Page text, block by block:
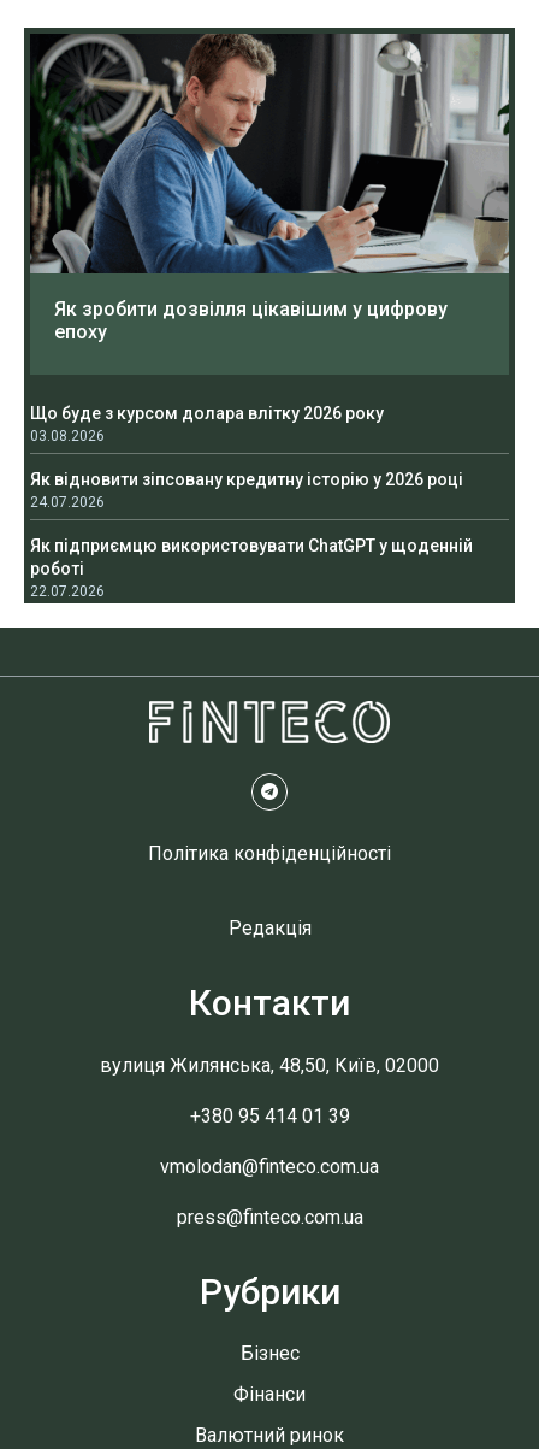
Як зробити дозвілля цікавішим у цифрову
епоху
Що буде з курсом долара влітку 2026 року
03.08.2026
Як відновити зіпсовану кредитну історію у 2026 році
24.07.2026
Як підприємцю використовувати ChatGPT у щоденній
роботі
22.07.2026
Політика конфіденційності
Редакція
Контакти
вулиця Жилянська, 48,50, Київ, 02000
+380 95 414 01 39
vmolodan@finteco.com.ua
press@finteco.com.ua
Рубрики
Бізнес
Фінанси
Валютний ринок